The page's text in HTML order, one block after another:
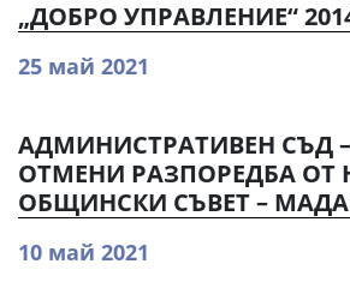
„ДОБРО УПРАВЛЕНИЕ“
25 май 2021
АДМИНИСТРАТИВЕН СЪД
ОТМЕНИ РАЗПОРЕДБА ОТ
ОБЩИНСКИ СЪВЕТ –
10 май 2021